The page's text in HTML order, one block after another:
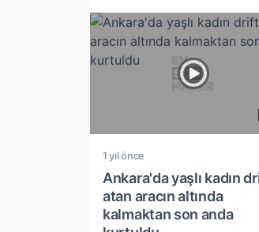
1 yıl önce
Ankara'da yaşlı kadın
atan aracın altında
kalmaktan son anda